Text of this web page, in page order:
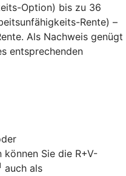
Option) bis zu 36
Rente) –
Als Nachweis genügt
entsprechenden
können Sie die R+V-
auch als